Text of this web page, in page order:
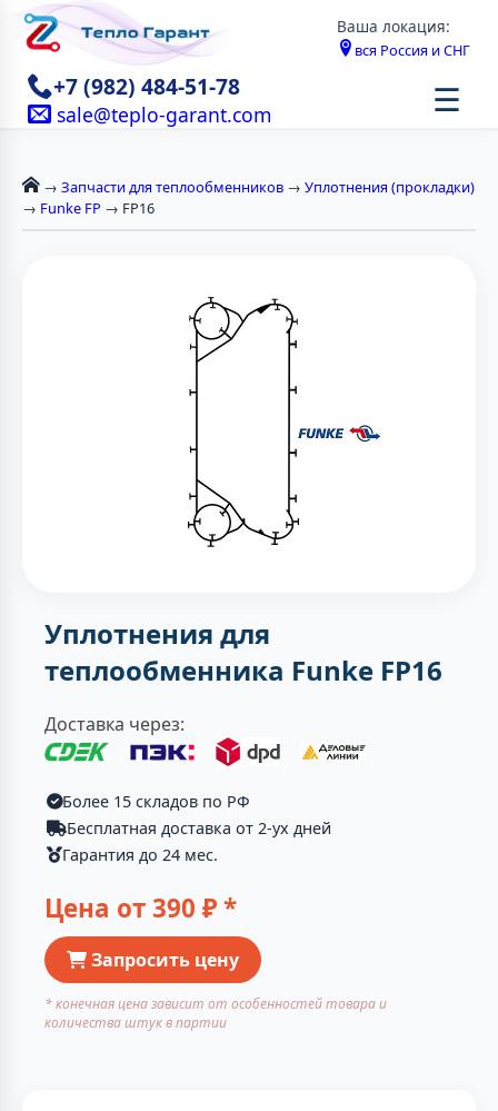
Ваша локация:
вся Россия и СНГ
+7 (982) 484-51-78
sale@teplo-garant.com ☰
→ Запчасти для теплообменников → Уплотнения (прокладки)
→ Funke FP → FP16
Уплотнения для
теплообменника Funke FP16
Доставка через:
Более 15 складов по РФ
Бесплатная доставка от 2-ух дней
Гарантия до 24 мес.
Цена от390 ₽ *
Запросить цену
* конечная цена зависит от особенностей товара и
количества штук в партии